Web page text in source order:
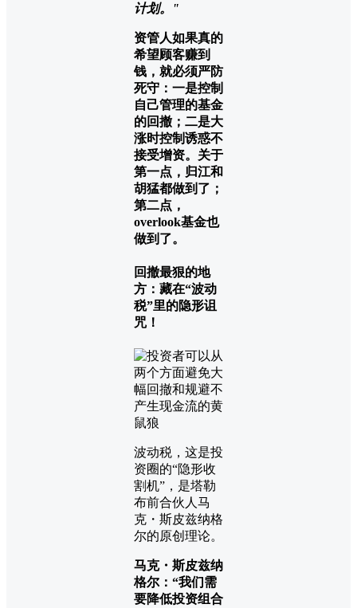
计划。"
资管人如果真的
希望顾客赚到
钱，就必须严防
死守：一是控制
自己管理的基金
的回撤；二是大
涨时控制诱惑不
接受增资。关于
第一点，归江和
胡猛都做到了；
第二点，
overlook基金也
做到了。
回撤最狠的地
方：藏在“波动
税”里的隐形诅
咒！
波动税，这是投
资圈的“隐形收
割机”，是塔勒
布前合伙人马
克・斯皮兹纳格
尔的原创理论。
马克・斯皮兹纳
格尔：“我们需
要降低投资组合